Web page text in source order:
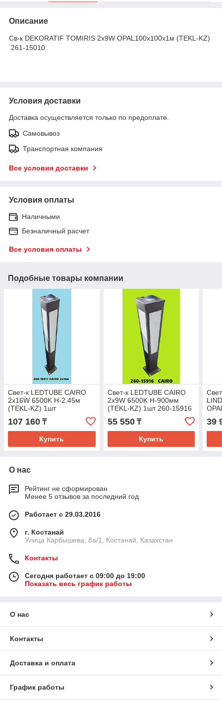
Описание
Св-к DEKORATIF TOMIRIS 2x9W OPAL100x100x1м (TEKL-KZ)
261-15010
Условия доставки
Доставка осуществляется только по предоплате.
Самовывоз
Транспортная компания
Все условия доставки
Условия оплаты
Наличными
Безналичный расчет
Все условия оплаты
Подобные товары компании
Свет-к LEDTUBE CAIRO
2x16W 6500K H-2.45м
(TEKL-KZ) 1шт
107 160 ₸
Купить
Свет-к LEDTUBE CAIRO
2x9W 6500K H-900мм
(TEKL-KZ) 1шт 260-15916
55 550₸
Купить
39
О нас
Рейтинг не сформирован
Менее 5 отзывов за последний год
Работает с 29.03.2016
г. Костанай
Улица Карбышева, 8а/1, Костанай, Казахстан
Контакты
Сегодня работает с 09:00 до 19:00
Показать весь график работы
О нас
Контакты
Доставка и оплата
График работы